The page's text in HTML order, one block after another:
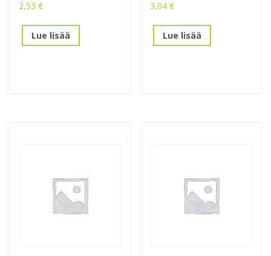
2,53 €
Lue lisää
3,04€
Lue lisää